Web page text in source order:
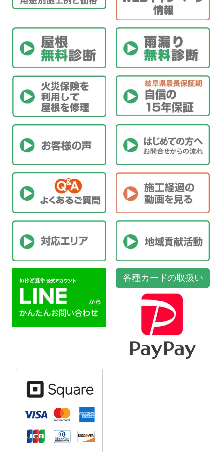
各種カードの取扱い